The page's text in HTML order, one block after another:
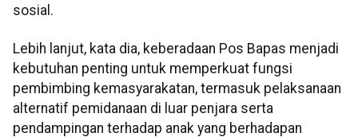
sosial.
Lebih lanjut, kata dia, keberadaan Pos Bapas menjadi
kebutuhan penting untuk memperkuat fungsi
pembimbing kemasyarakatan, termasuk pelaksanaan
alternatif pemidanaan di luar penjara serta
pendampingan terhadap anak yang berhadapan